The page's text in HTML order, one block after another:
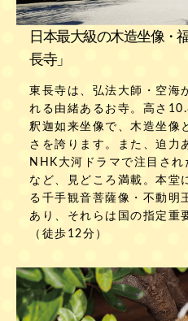
日本最大級の木造坐像・
長寺」
東長寺は、弘法大師・空海
れる由緒あるお寺。高さ
釈迦如来坐像で、木造坐像
さを誇ります。また、迫力
NHK大河ドラマで注目さ
など、見どころ満載。本堂
る千手観音菩薩像・不動明
あり、それらは国の指定重
（徒歩12分）